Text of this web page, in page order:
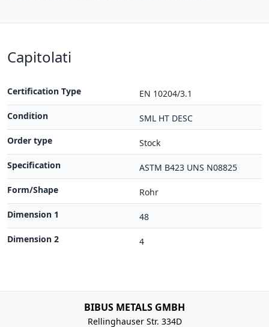
Capitolati
Certification Type
EN 10204/3.1
Condition
SML HT DESC
Order type
Stock
Specification
ASTM B423 UNS N08825
Form/Shape
Rohr
Dimension 1
48
Dimension 2
4
BIBUS METALS GMBH
Rellinghauser Str. 334D